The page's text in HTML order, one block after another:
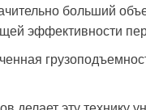
больший
эффективности